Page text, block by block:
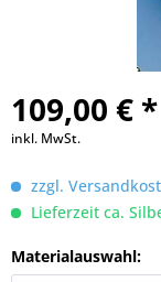
109,00 € *
inkl. MwSt.
zzgl.
Lieferzeit ca.
Materialauswahl: